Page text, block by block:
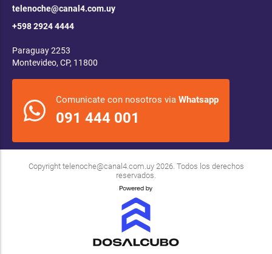
telenoche@canal4.com.uy
+598 2924 4444
Paraguay 2253
Montevideo, CP, 11800
Comunicate con nosotros via Whatsapp
091 444 001
Copyright telenoche@canal4.com.uy2026. Todos los derechos
reservados.